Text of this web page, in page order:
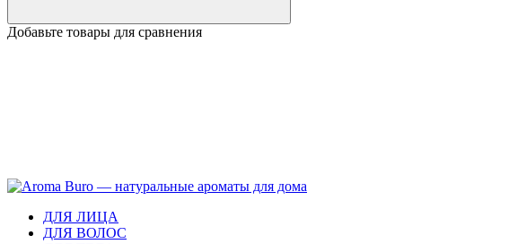
Добавьте товары для сравнения
ДЛЯ ЛИЦА
ДЛЯ ВОЛОС